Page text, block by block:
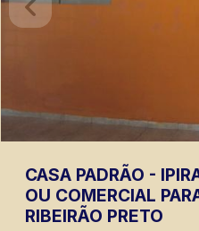
CASA PADRÃO -
OU COMERCIAL
RIBEIRÃO PRETO